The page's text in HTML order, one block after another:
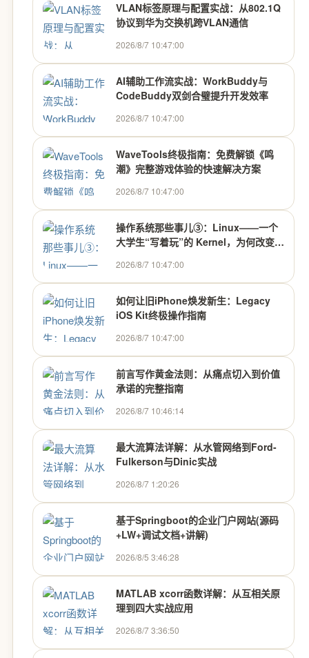
VLAN标签原理与配置实战：从802.1Q
协议到华为交换机跨VLAN通信
2026/8/7 10:47:00
AI辅助工作流实战：WorkBuddy与
CodeBuddy双剑合璧提升开发效率
2026/8/7 10:47:00
WaveTools终极指南：免费解锁《鸣
潮》完整游戏体验的快速解决方案
2026/8/7 10:47:00
操作系统那些事儿③：Linux——一个
大学生“写着玩”的 Kernel，为何改变世
2026/8/7 10:47:00
如何让旧iPhone焕发新生：Legacy
iOS Kit终极操作指南
2026/8/7 10:47:00
前言写作黄金法则：从痛点切入到价值
承诺的完整指南
2026/8/7 10:46:14
最大流算法详解：从水管网络到Ford-
Fulkerson与Dinic实战
2026/8/7 1:20:26
基于Springboot的企业门户网站(源码
+LW+调试文档+讲解)
2026/8/5 3:46:28
MATLAB xcorr函数详解：从互相关原
理到四大实战应用
2026/8/7 3:36:50